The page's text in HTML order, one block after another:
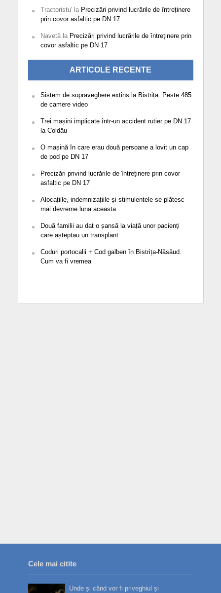
Tractoristu'la Precizări privind lucrările de întreținere
prin covor asfaltic pe DN 17
Navetăla Precizări privind lucrările de întreținere prin
covor asfaltic pe DN 17
ARTICOLE RECENTE
Sistem de supraveghere extins la Bistrița. Peste 485
de camere video
Trei mașini implicate într-un accident rutier pe DN 17
la Coldău
O mașină în care erau două persoane a lovit un cap
de pod pe DN 17
Precizări privind lucrările de întreținere prin covor
asfaltic pe DN 17
Alocațiile, indemnizațiile și stimulentele se plătesc
mai devreme luna aceasta
Două familii au dat o șansă la viață unor pacienți
care așteptau un transplant
Coduri portocalii + Cod galben în Bistrița-Năsăud.
Cum va fi vremea
Cele mai citite
Unde și când vor fi priveghiul și